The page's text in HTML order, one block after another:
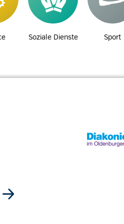
Soziale Dienste Sport